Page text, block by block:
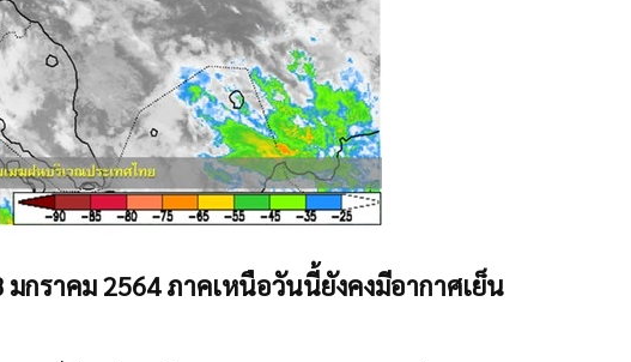
กราคม 2564 ภาคเหนือวันนี้ยังคงมีอากาศเย็น